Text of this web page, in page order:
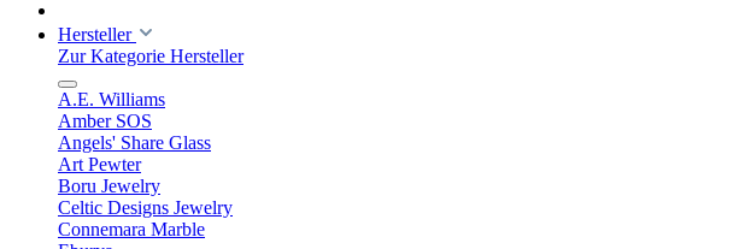
Hersteller
Zur Kategorie Hersteller
A.E. Williams
Amber SOS
Angels' Share Glass
Art Pewter
Boru Jewelry
Celtic Designs Jewelry
Connemara Marble